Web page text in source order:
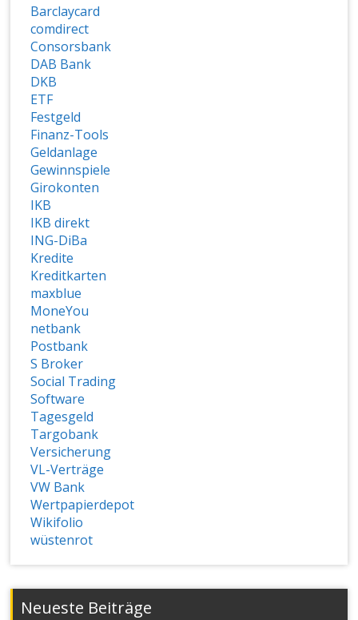
Barclaycard
comdirect
Consorsbank
DAB Bank
DKB
ETF
Festgeld
Finanz-Tools
Geldanlage
Gewinnspiele
Girokonten
IKB
IKB direkt
ING-DiBa
Kredite
Kreditkarten
maxblue
MoneYou
netbank
Postbank
S Broker
Social Trading
Software
Tagesgeld
Targobank
Versicherung
VL-Verträge
VW Bank
Wertpapierdepot
Wikifolio
wüstenrot
Neueste Beiträge